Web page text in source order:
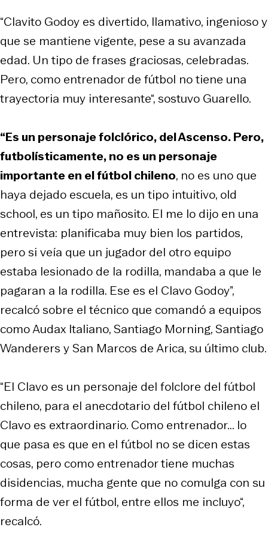
“Clavito Godoy es divertido, llamativo, ingenioso y
que se mantiene vigente, pese a su avanzada
edad. Un tipo de frases graciosas, celebradas.
Pero, como entrenador de fútbol no tiene una
trayectoria muy interesante“, sostuvo Guarello.
“Es un personaje folclórico, del Ascenso. Pero,
futbolísticamente, no es un personaje
importante en el fútbol chileno, no es uno que
haya dejado escuela, es un tipo intuitivo, old
school, es un tipo mañosito. El me lo dijo en una
entrevista: planificaba muy bien los partidos,
pero si veía que un jugador del otro equipo
estaba lesionado de la rodilla, mandaba a que le
pagaran a la rodilla. Ese es el Clavo Godoy”,
recalcó sobre el técnico que comandó a equipos
como Audax Italiano, Santiago Morning, Santiago
Wanderers y San Marcos de Arica, su último club.
“El Clavo es un personaje del folclore del fútbol
chileno, para el anecdotario del fútbol chileno el
Clavo es extraordinario. Como entrenador... lo
que pasa es que en el fútbol no se dicen estas
cosas, pero como entrenador tiene muchas
disidencias, mucha gente que no comulga con su
forma de ver el fútbol, entre ellos me incluyo“,
recalcó.